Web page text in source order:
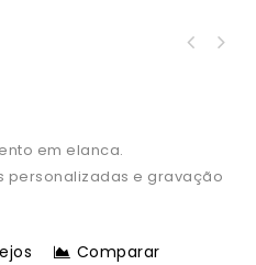
em elanca.
personalizadas e gravação
Comparar